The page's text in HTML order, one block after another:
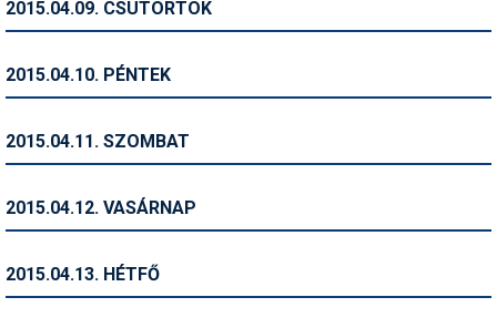
Síbérletárak
Sífelszerelés
2015.04.09. CSÜTÖRTÖK
2015.04.10. PÉNTEK
2015.04.11. SZOMBAT
2015.04.12. VASÁRNAP
2015.04.13. HÉTFŐ